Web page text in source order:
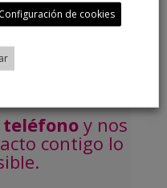
teléfono y nos
contigo lo
Configuración de cookies